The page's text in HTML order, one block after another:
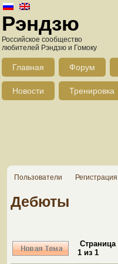
Рэндзю
Российское сообщество
любителей Рэндзю и Гомоку
Главная Форум
Новости Тренировка
Пользователи Регистрация
Дебюты
Страница
1 из 1